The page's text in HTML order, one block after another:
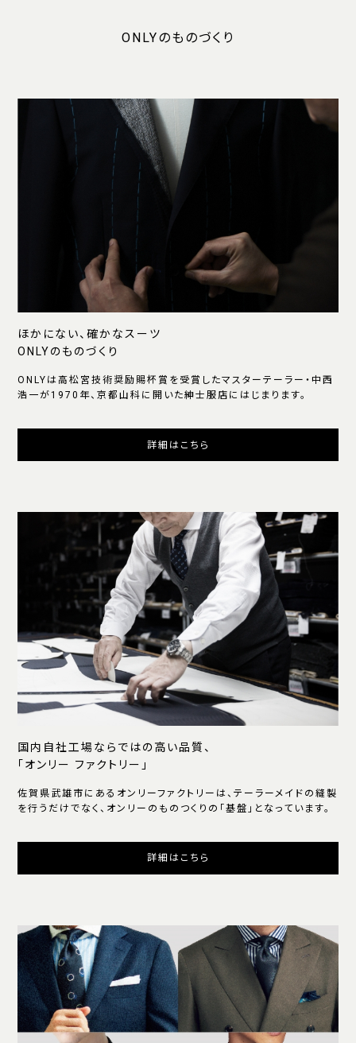
ONLYのものづくり
ほかにない、確かなスーツ
ONLYのものづくり
ONLYは高松宮技術奨励賜杯賞を受賞したマスターテーラー・中西
浩一が1970年、京都山科に開いた紳士服店にはじまります。
詳細はこちら
国内自社工場ならではの高い品質、
「オンリー ファクトリー」
佐賀県武雄市にあるオンリーファクトリーは、テーラーメイドの縫製
を行うだけでなく、オンリーのものつくりの「基盤」となっています。
詳細はこちら